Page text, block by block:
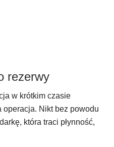
rezerwy
w krótkim czasie
operacja. Nikt bez powodu
która traci płynność,